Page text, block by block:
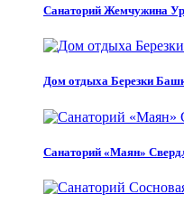
Санаторий Жемчужина
Дом отдыха Березки
Санаторий «Маян»